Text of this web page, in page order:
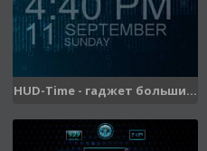
HUD-Time - гаджет больши...